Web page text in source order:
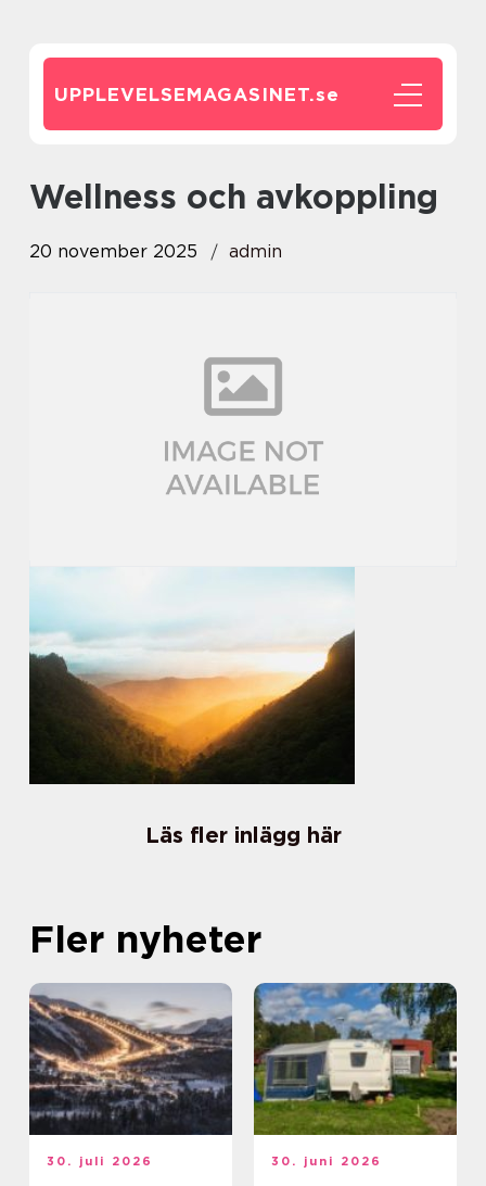
UPPLEVELSEMAGASINET.se
Wellness och avkoppling
20 november 2025 admin
Läs fler inlägg här
Fler nyheter
30. juli 2026 30. juni 2026